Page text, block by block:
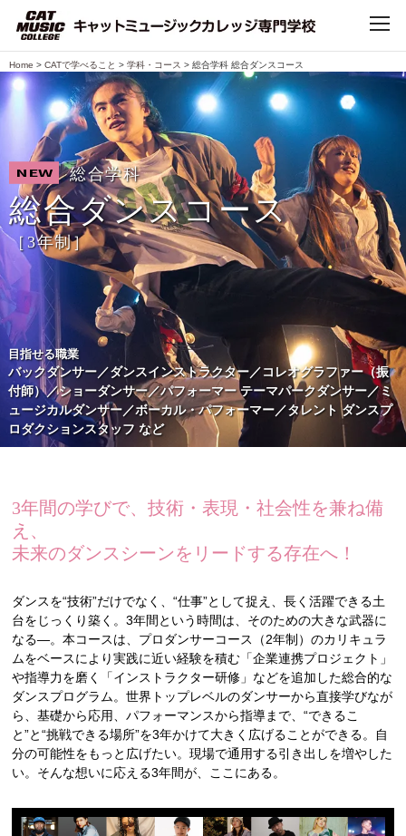
TOP
CATについて
CATで学べること
学科・コース
デビュー・就職
キャンパスライフ
CATに入学するには
アクセス
高校生の方へ
大学・短大・社会人の方へ
留学生の方へ
Home > CATで学べること > 学科・コース > 総合学科 総合ダンスコース
NEW 総合学科
総合ダンスコース
［3年制］
目指せる職業
バックダンサー／ダンスインストラクター／コレオグラファー（振
付師）／ショーダンサー／パフォーマーテーマパークダンサー／ミ
ュージカルダンサー／ボーカル・パフォーマー／タレント ダンスプ
ロダクションスタッフ など
3年間の学びで、技術・表現・社会性を兼ね備
え、
未来のダンスシーンをリードする存在へ！
ダンスを“技術”だけでなく、“仕事”として捉え、長く活躍できる土
台をじっくり築く。3年間という時間は、そのための大きな武器に
なる―。本コースは、プロダンサーコース（2年制）のカリキュラ
ムをベースにより実践に近い経験を積む「企業連携プロジェクト」
や指導力を磨く「インストラクター研修」などを追加した総合的な
ダンスプログラム。世界トップレベルのダンサーから直接学びなが
ら、基礎から応用、パフォーマンスから指導まで、“できるこ
と”と“挑戦できる場所”を3年かけて大きく広げることができる。自
分の可能性をもっと広げたい。現場で通用する引き出しを増やした
い。そんな想いに応える3年間が、ここにある。